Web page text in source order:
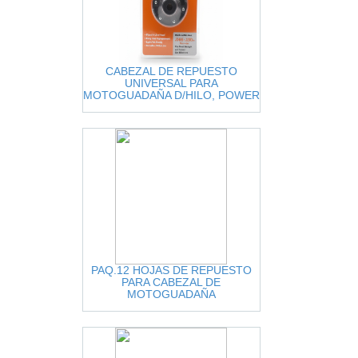
CABEZAL DE REPUESTO
UNIVERSAL PARA
MOTOGUADAÑA D/HILO, POWER
PAQ.12 HOJAS DE REPUESTO
PARA CABEZAL DE
MOTOGUADAÑA